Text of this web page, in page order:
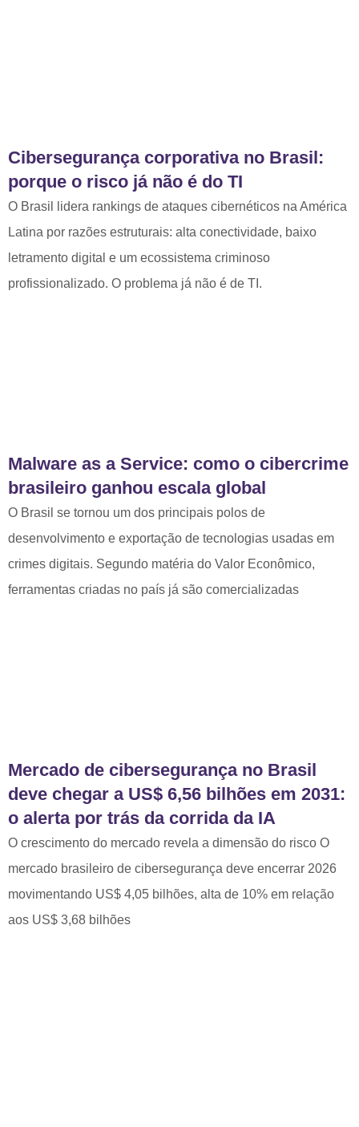
Cibersegurança corporativa no Brasil:
porque o risco já não é do TI
O Brasil lidera rankings de ataques cibernéticos na América
Latina por razões estruturais: alta conectividade, baixo
letramento digital e um ecossistema criminoso
profissionalizado. O problema já não é de TI.
Malware as a Service: como o cibercrime
brasileiro ganhou escala global
O Brasil se tornou um dos principais polos de
desenvolvimento e exportação de tecnologias usadas em
crimes digitais. Segundo matéria do Valor Econômico,
ferramentas criadas no país já são comercializadas
Mercado de cibersegurança no Brasil
deve chegar a US$ 6,56 bilhões em 2031:
o alerta por trás da corrida da IA
O crescimento do mercado revela a dimensão do risco O
mercado brasileiro de cibersegurança deve encerrar 2026
movimentando US$ 4,05 bilhões, alta de 10% em relação
aos US$ 3,68 bilhões